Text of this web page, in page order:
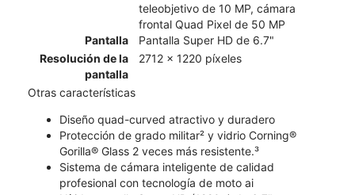
teleobjetivo de 10 MP, cámara
frontal Quad Pixel de 50 MP
Pantalla
Pantalla Super HD de 6.7"
Resolución de la
pantalla
2712 x 1220 píxeles
Otras características
Diseño quad-curved atractivo y duradero
Protección de grado militar² y vidrio Corning®
Gorilla® Glass 2 veces más resistente.³
Sistema de cámara inteligente de calidad
profesional con tecnología de moto ai